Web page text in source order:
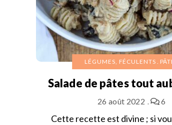
LÉGUMES, FÉCULENTS
Salade de pâtes tout
26 août 2022 6
Cette recette est divine ; si